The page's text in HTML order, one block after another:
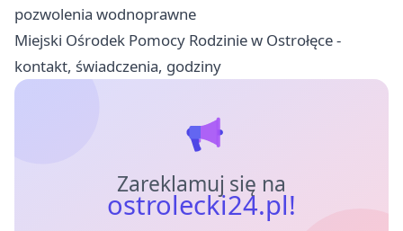
pozwolenia wodnoprawne
Miejski Ośrodek Pomocy Rodzinie w Ostrołęce -
kontakt, świadczenia, godziny
Zareklamuj się na
ostrolecki24.pl!